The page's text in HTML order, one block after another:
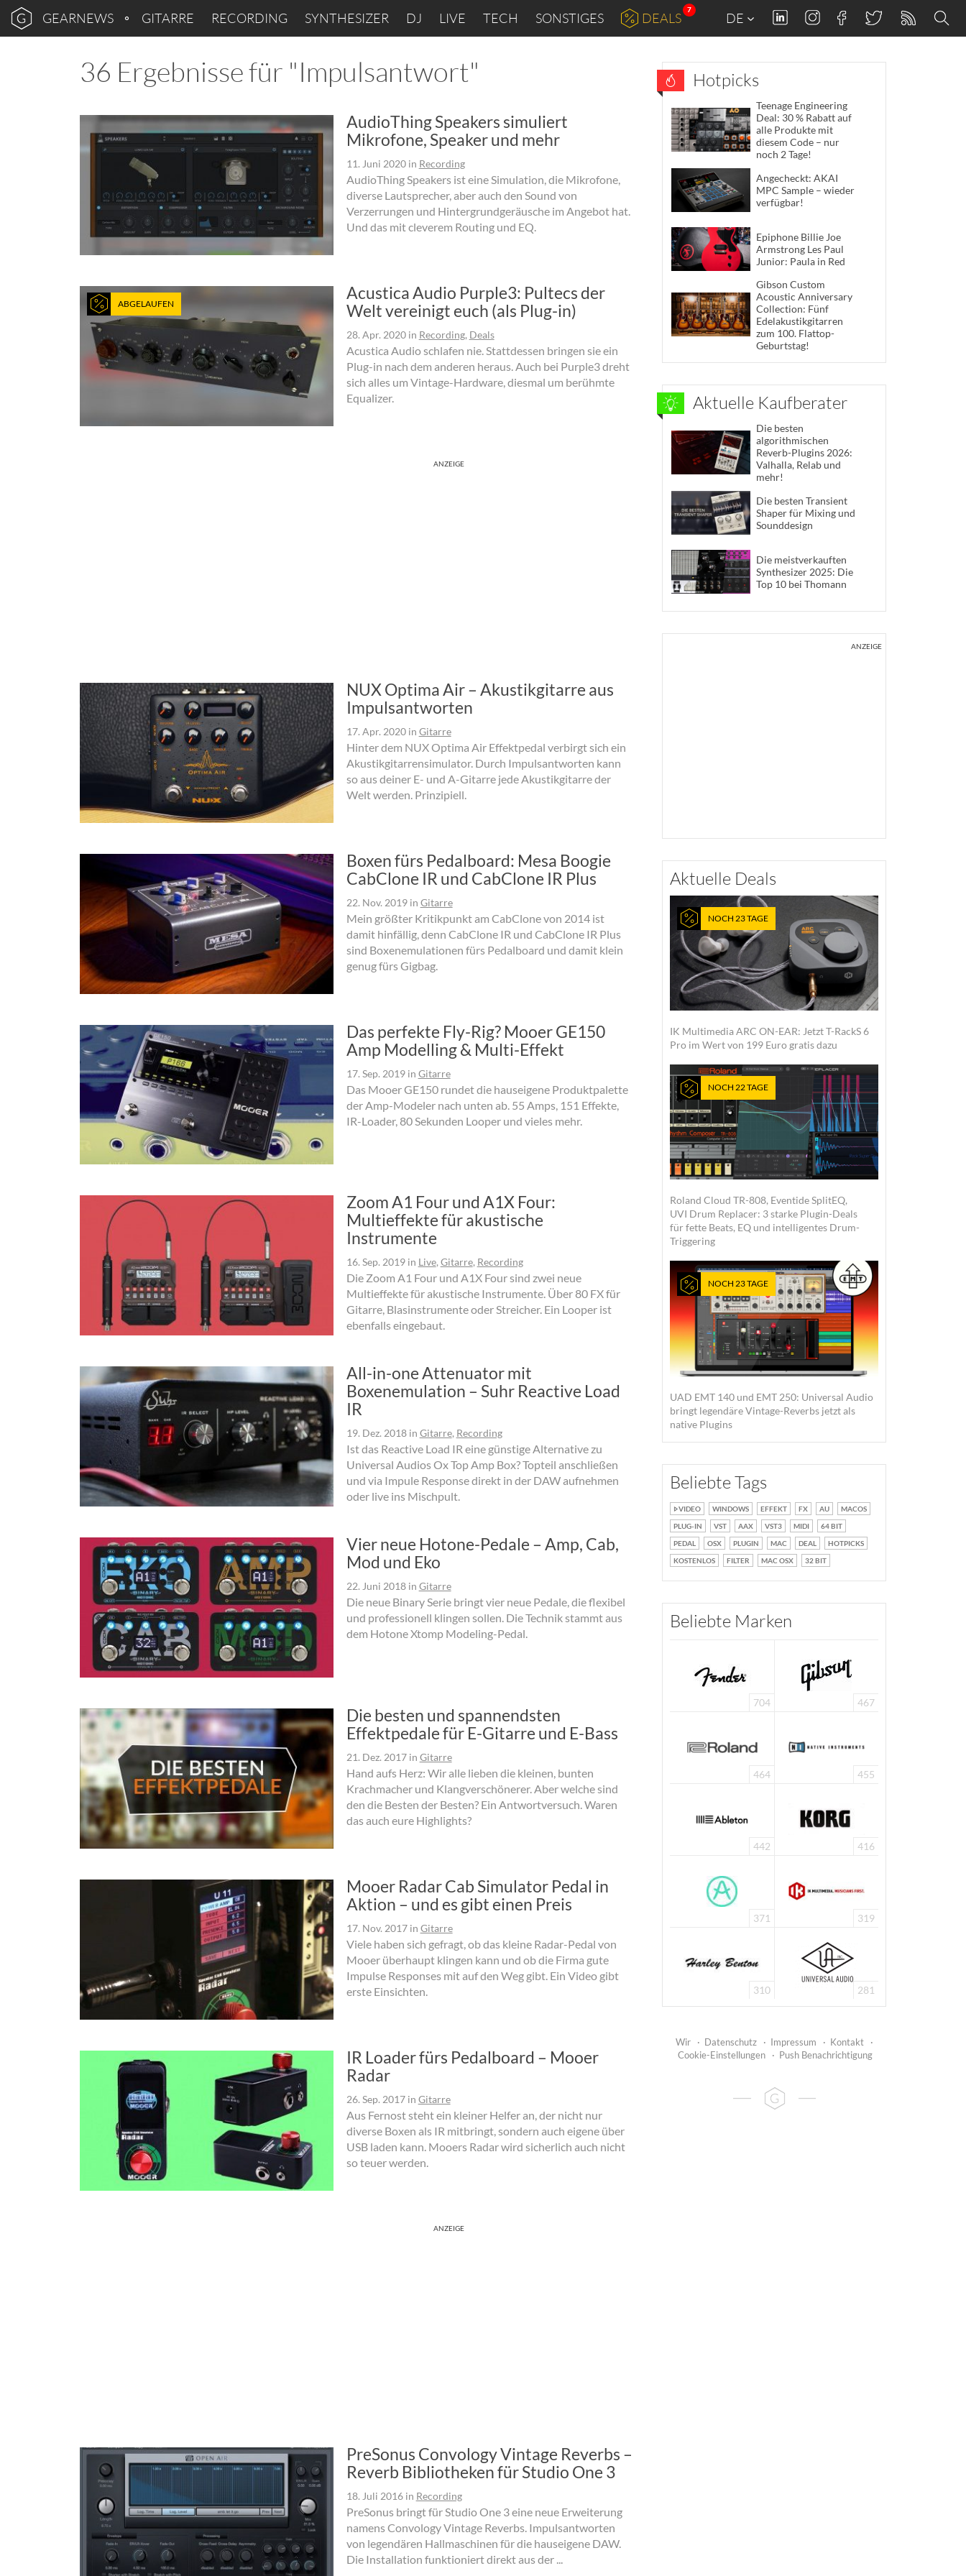
GEARNEWS GITARRE RECORDING SYNTHESIZER DJ LIVE TECH SONSTIGES DEALS
7
DE
36 Ergebnisse für "Impulsantwort"
AudioThing Speakers simuliert
Mikrofone, Speaker und mehr
11. Juni 2020in Recording
AudioThing Speakers ist eine Simulation, die Mikrofone,
diverse Lautsprecher, aber auch den Sound von
Verzerrungen und Hintergrundgeräusche im Angebot hat.
Und das mit cleverem Routing und EQ.
ABGELAUFEN
Acustica Audio Purple3: Pultecs der
Welt vereinigt euch (als Plug-in)
28. Apr. 2020in Recording, Deals
Acustica Audio schlafen nie. Stattdessen bringen sie ein
Plug-in nach dem anderen heraus. Auch bei Purple3 dreht
sich alles um Vintage-Hardware, diesmal um berühmte
Equalizer.
ANZEIGE
NUX Optima Air – Akustikgitarre aus
Impulsantworten
17. Apr. 2020in Gitarre
Hinter dem NUX Optima Air Effektpedal verbirgt sich ein
Akustikgitarrensimulator. Durch Impulsantworten kann
so aus deiner E- und A-Gitarre jede Akustikgitarre der
Welt werden. Prinzipiell.
Boxen fürs Pedalboard: Mesa Boogie
CabClone IR und CabClone IR Plus
22. Nov. 2019in Gitarre
Mein größter Kritikpunkt am CabClone von 2014 ist
damit hinfällig, denn CabClone IR und CabClone IR Plus
sind Boxenemulationen fürs Pedalboard und damit klein
genug fürs Gigbag.
Das perfekte Fly-Rig? Mooer GE150
Amp Modelling & Multi-Effekt
17. Sep. 2019in Gitarre
Das Mooer GE150 rundet die hauseigene Produktpalette
der Amp-Modeler nach unten ab. 55 Amps, 151 Effekte,
IR-Loader, 80 Sekunden Looper und vieles mehr.
Zoom A1 Four und A1X Four:
Multieffekte für akustische
Instrumente
16. Sep. 2019in Live,Gitarre, Recording
Die Zoom A1 Four und A1X Four sind zwei neue
Multieffekte für akustische Instrumente. Über 80 FX für
Gitarre, Blasinstrumente oder Streicher. Ein Looper ist
ebenfalls eingebaut.
All-in-one Attenuator mit
Boxenemulation – Suhr Reactive Load
IR
19. Dez. 2018in Gitarre, Recording
Ist das Reactive Load IR eine günstige Alternative zu
Universal Audios Ox Top Amp Box? Topteil anschließen
und via Impule Response direkt in der DAW aufnehmen
oder live ins Mischpult.
Vier neue Hotone-Pedale – Amp, Cab,
Mod und Eko
22. Juni 2018in Gitarre
Die neue Binary Serie bringt vier neue Pedale, die flexibel
und professionell klingen sollen. Die Technik stammt aus
dem Hotone Xtomp Modeling-Pedal.
Die besten und spannendsten
Effektpedale für E-Gitarre und E-Bass
21. Dez. 2017in Gitarre
Hand aufs Herz: Wir alle lieben die kleinen, bunten
Krachmacher und Klangverschönerer. Aber welche sind
den die Besten der Besten? Ein Antwortversuch. Waren
das auch eure Highlights?
Mooer Radar Cab Simulator Pedal in
Aktion – und es gibt einen Preis
17. Nov. 2017in Gitarre
Viele haben sich gefragt, ob das kleine Radar-Pedal von
Mooer überhaupt klingen kann und ob die Firma gute
Impulse Responses mit auf den Weg gibt. Ein Video gibt
erste Einsichten.
IR Loader fürs Pedalboard – Mooer
Radar
26. Sep. 2017in Gitarre
Aus Fernost steht ein kleiner Helfer an, der nicht nur
diverse Boxen als IR mitbringt, sondern auch eigene über
USB laden kann. Mooers Radar wird sicherlich auch nicht
so teuer werden.
ANZEIGE
PreSonus Convology Vintage Reverbs –
Reverb Bibliotheken für Studio One 3
18. Juli 2016in Recording
PreSonus bringt für Studio One 3 eine neue Erweiterung
namens Convology Vintage Reverbs. Impulsantworten
von legendären Hallmaschinen für die hauseigene DAW.
Die Installation funktioniert direkt aus der ...
Hotpicks
Teenage Engineering
Deal: 30 % Rabatt auf
alle Produkte mit
diesem Code – nur
noch 2 Tage!
Angecheckt: AKAI
MPC Sample – wieder
verfügbar!
Epiphone Billie Joe
Armstrong Les Paul
Junior: Paula in Red
Gibson Custom
Acoustic Anniversary
Collection: Fünf
Edelakustikgitarren
zum 100. Flattop-
Geburtstag!
Aktuelle Kaufberater
Die besten
algorithmischen
Reverb-Plugins 2026:
Valhalla, Relab und
mehr!
Die besten Transient
Shaper für Mixing und
Sounddesign
Die meistverkauften
Synthesizer 2025: Die
Top 10 bei Thomann
ANZEIGE
Aktuelle Deals
NOCH 23 TAGE
IK Multimedia ARC ON-EAR: Jetzt T-RackS 6
Pro im Wert von 199 Euro gratis dazu
NOCH 22 TAGE
Roland Cloud TR-808, Eventide SplitEQ,
UVI Drum Replacer: 3 starke Plugin-Deals
für fette Beats, EQ und intelligentes Drum-
Triggering
NOCH 23 TAGE
UAD EMT 140 und EMT 250: Universal Audio
bringt legendäre Vintage-Reverbs jetzt als
native Plugins
Beliebte Tags
VIDEO WINDOWS EFFEKT FX AU
MACOS
PLUG-IN
VST AAX VST3 MIDI
64 BIT
PEDAL
OSX PLUGIN MAC DEAL
HOTPICKS
KOSTENLOS
FILTER MAC OSX 32 BIT
Beliebte Marken
704 467
464 455
442 416
371 319
310 281
Wir · Datenschutz · Impressum · Kontakt
·
Cookie-Einstellungen
· Push Benachrichtigung